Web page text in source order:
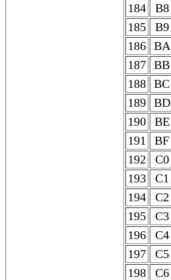
184
B8
185
B9
186
BA
187
BB
188
BC
189
BD
190
BE
191
BF
192
C0
193
C1
194
C2
195
C3
196
C4
197
C5
198
C6